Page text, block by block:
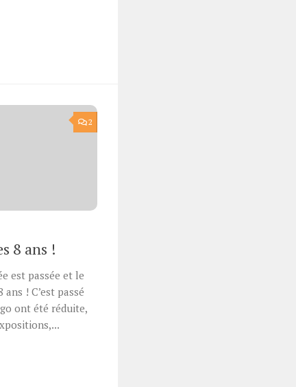
2
8 ans !
est passée et le
! C’est passé
ont été réduite,